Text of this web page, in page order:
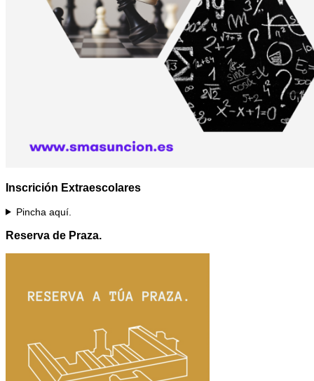
Inscrición Extraescolares
Pincha aquí.
Reserva de Praza.